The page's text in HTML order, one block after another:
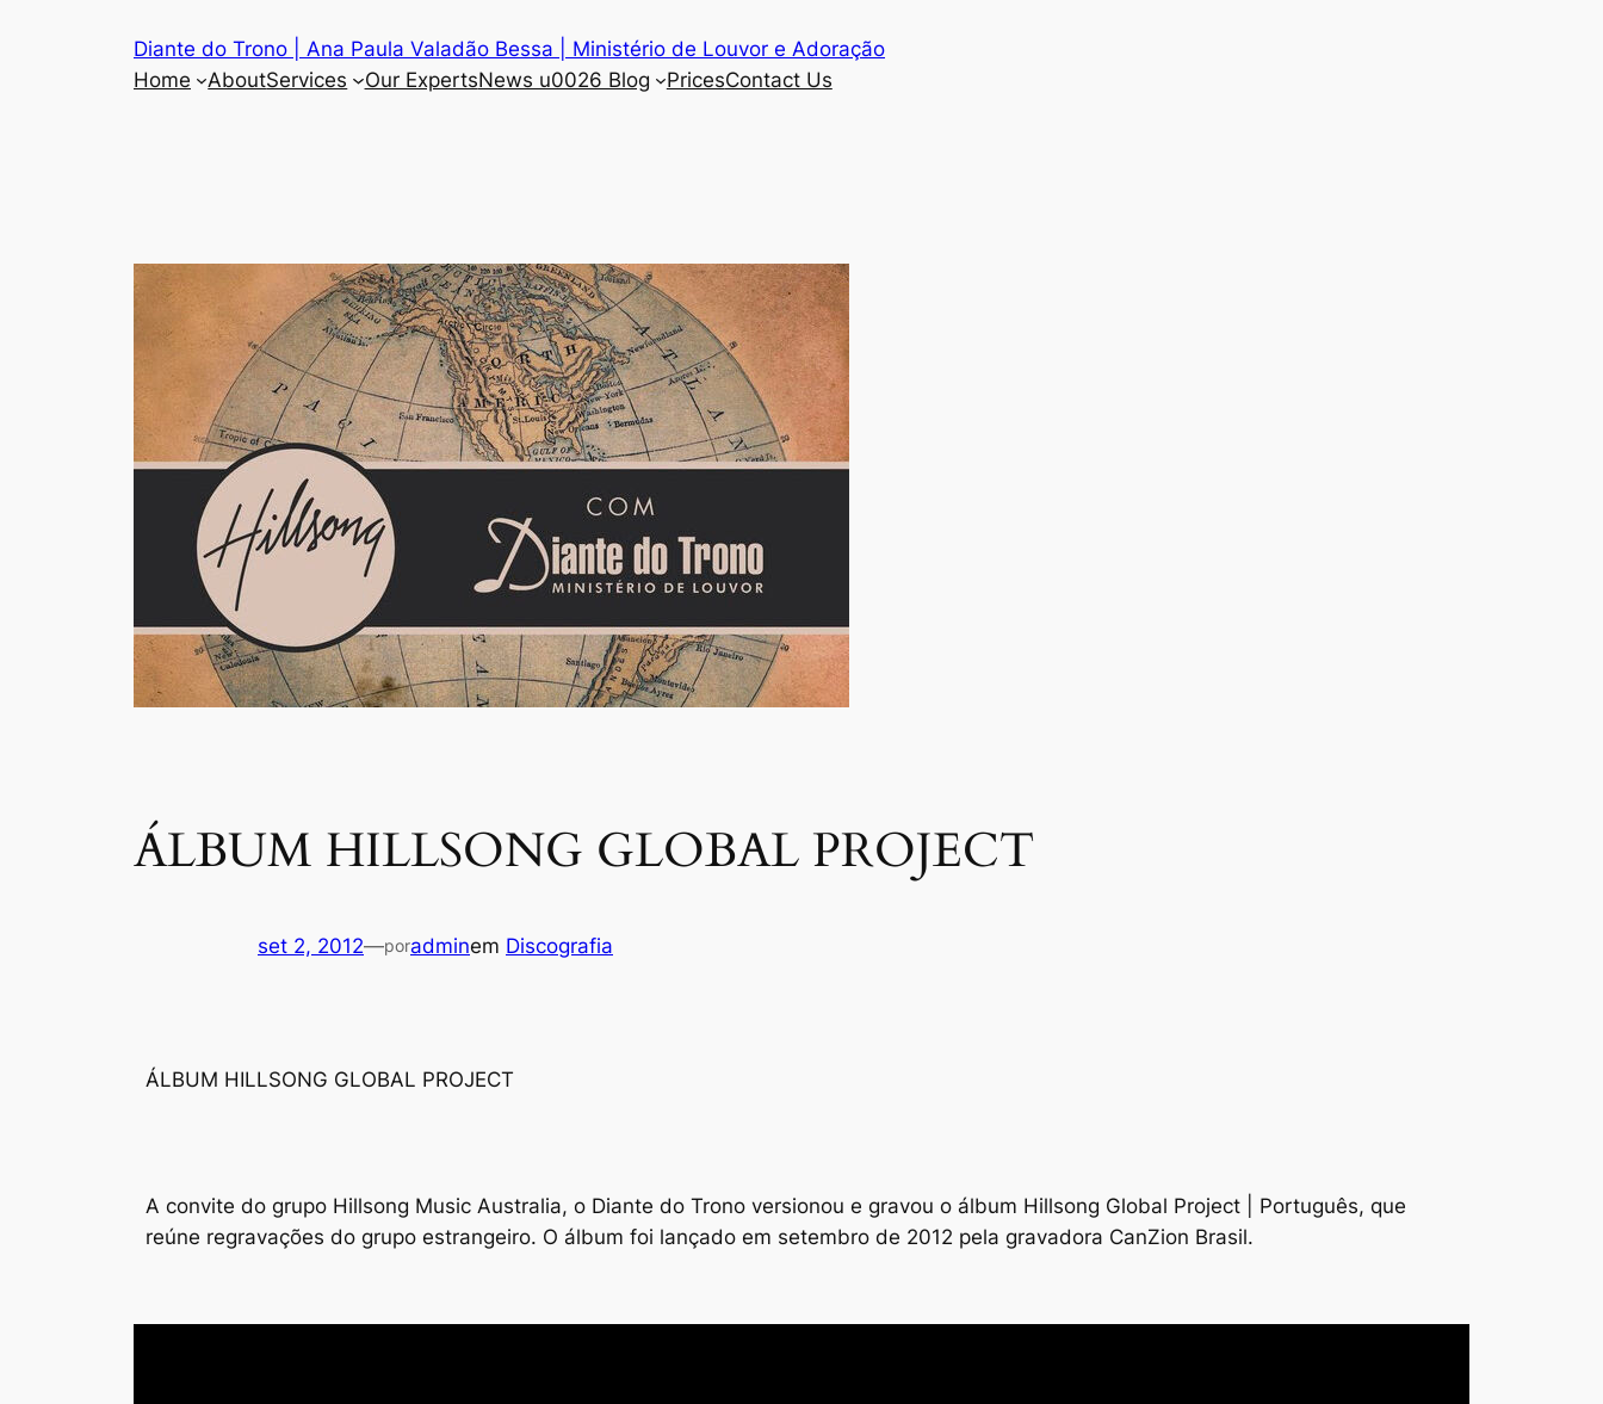
Diante do Trono | Ana Paula Valadão Bessa | Ministério de Louvor e Adoração
Home
AboutServices Our ExpertsNews u0026 Blog PricesContact Us
ÁLBUM HILLSONG GLOBAL PROJECT
set 2, 2012—poradminem Discografia
ÁLBUM HILLSONG GLOBAL PROJECT
A convite do grupo Hillsong Music Australia, o Diante do Trono versionou e gravou o álbum Hillsong Global Project | Português, que
reúne regravações do grupo estrangeiro. O álbum foi lançado em setembro de 2012 pela gravadora CanZion Brasil.